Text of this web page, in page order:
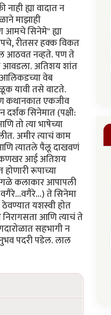
ह्या वादात न
माझाही
आमचे सिनेमे" ह्या
रीतसर हक्क विकत
आठवत नव्हते. पण ते
आवडला. अतिशय शांत
वेब
यावी तसे वाटते.
कथानकात एकजीव
सिनेमात (पक्षी:
तो त्या भाषेच्या
अमीर त्याचं काम
त्यातले पैलू दाखवणं
कणखर आई अतिशय
रूपाच्या
कलाकार आपापली
ते सिनेमा
यशस्वी होत
निरागसता आणि त्याचं ते
सहभागी न
पदरी पडेल. लाल